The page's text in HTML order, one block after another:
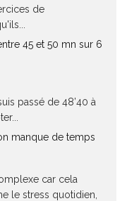
de
45 et 50 mn sur 6
passé de 48’40 à
manque de temps
car cela
le stress quotidien,